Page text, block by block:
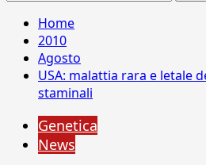
per:
Home
2010
Agosto
USA: malattia rara e letale
staminali
Genetica
News